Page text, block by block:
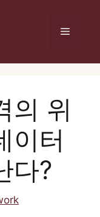
메
뉴
의 위
이터
다?